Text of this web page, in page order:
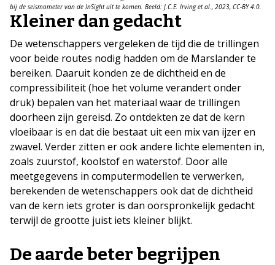
bij de seismometer van de InSight uit te komen. Beeld: J.C.E. Irving et al., 2023, CC-BY 4.0.
Kleiner dan gedacht
De wetenschappers vergeleken de tijd die de trillingen
voor beide routes nodig hadden om de Marslander te
bereiken. Daaruit konden ze de dichtheid en de
compressibiliteit (hoe het volume verandert onder
druk) bepalen van het materiaal waar de trillingen
doorheen zijn gereisd. Zo ontdekten ze dat de kern
vloeibaar is en dat die bestaat uit een mix van ijzer en
zwavel. Verder zitten er ook andere lichte elementen in,
zoals zuurstof, koolstof en waterstof. Door alle
meetgegevens in computermodellen te verwerken,
berekenden de wetenschappers ook dat de dichtheid
van de kern iets groter is dan oorspronkelijk gedacht
terwijl de grootte juist iets kleiner blijkt.
De aarde beter begrijpen